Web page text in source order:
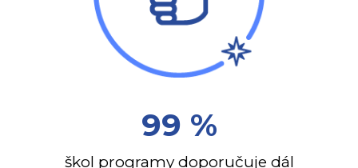
99 %
škol programy doporučuje dál